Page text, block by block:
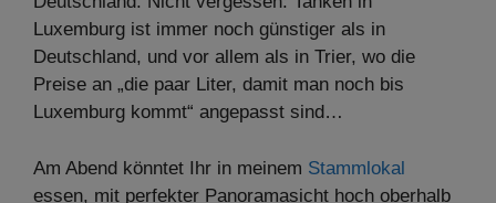
Luxemburg ist immer noch günstiger als in
Deutschland, und vor allem als in Trier, wo die
Preise an „die paar Liter, damit man noch bis
Luxemburg kommt“ angepasst sind…
Am Abend könntet Ihr in meinem Stammlokal
essen, mit perfekter Panoramasicht hoch oberhalb